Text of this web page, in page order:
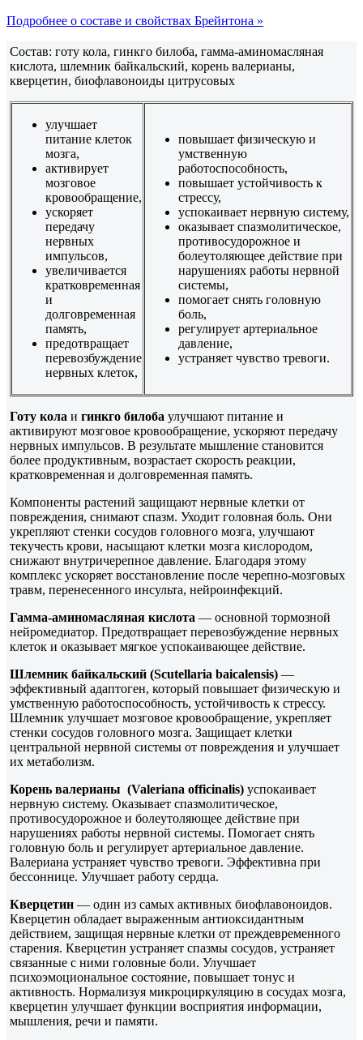
Подробнее о составе и свойствах Брейнтона »
Состав: готу кола, гинкго билоба, гамма-аминомасляная
кислота, шлемник байкальский, корень валерианы,
кверцетин, биофлавоноиды цитрусовых
улучшает
питание клеток
мозга,
активирует
мозговое
кровообращение,
ускоряет
передачу
нервных
импульсов,
увеличивается
кратковременная
и
долговременная
память,
предотвращает
перевозбуждение
нервных клеток,
повышает физическую и
умственную
работоспособность,
повышает устойчивость к
стрессу,
успокаивает нервную систему,
оказывает спазмолитическое,
противосудорожное и
болеутоляющее действие при
нарушениях работы нервной
системы,
помогает снять головную
боль,
регулирует артериальное
давление,
устраняет чувство тревоги.
Готу кола и гинкго билоба улучшают питание и
активируют мозговое кровообращение, ускоряют передачу
нервных импульсов. В результате мышление становится
более продуктивным, возрастает скорость реакции,
кратковременная и долговременная память.
Компоненты растений защищают нервные клетки от
повреждения, снимают спазм. Уходит головная боль. Они
укрепляют стенки сосудов головного мозга, улучшают
текучесть крови, насыщают клетки мозга кислородом,
снижают внутричерепное давление. Благодаря этому
комплекс ускоряет восстановление после черепно-мозговых
травм, перенесенного инсульта, нейроинфекций.
Гамма-аминомасляная кислота — основной тормозной
нейромедиатор. Предотвращает перевозбуждение нервных
клеток и оказывает мягкое успокаивающее действие.
Шлемник байкальский (Scutellaria baicalensis) —
эффективный адаптоген, который повышает физическую и
умственную работоспособность, устойчивость к стрессу.
Шлемник улучшает мозговое кровообращение, укрепляет
стенки сосудов головного мозга. Защищает клетки
центральной нервной системы от повреждения и улучшает
их метаболизм.
Корень валерианы (Valeriana officinalis) успокаивает
нервную систему. Оказывает спазмолитическое,
противосудорожное и болеутоляющее действие при
нарушениях работы нервной системы. Помогает снять
головную боль и регулирует артериальное давление.
Валериана устраняет чувство тревоги. Эффективна при
бессоннице. Улучшает работу сердца.
Кверцетин — один из самых активных биофлавоноидов.
Кверцетин обладает выраженным антиоксидантным
действием, защищая нервные клетки от преждевременного
старения. Кверцетин устраняет спазмы сосудов, устраняет
связанные с ними головные боли. Улучшает
психоэмоциональное состояние, повышает тонус и
активность. Нормализуя микроциркуляцию в сосудах мозга,
кверцетин улучшает функции восприятия информации,
мышления, речи и памяти.